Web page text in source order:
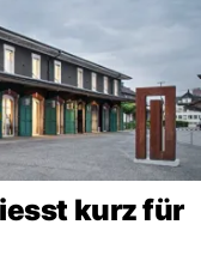
kurz für